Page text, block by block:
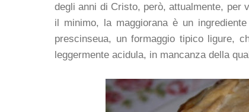
degli anni di Cristo, però, attualmente, per
il minimo, la maggiorana è un
prescinseua, un formaggio tipico ligure,
leggermente acidula, in mancanza della